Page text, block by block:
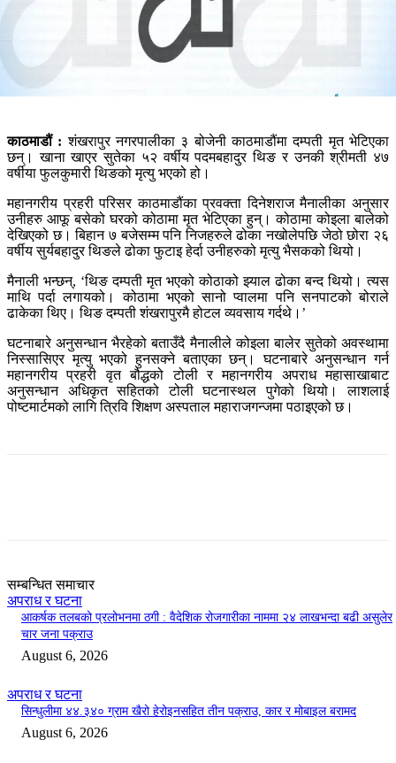
काठमाडौं :शंखरापुर नगरपालीका ३ बोजेनी काठमाडौंमा दम्पती मृत भेटिएका
छन्। खाना खाएर सुतेका ५२ वर्षीय पदमबहादुर थिङ र उनकी श्रीमती ४७
वर्षीया फुलकुमारी थिङको मृत्यु भएको हो।
महानगरीय प्रहरी परिसर काठमाडौंका प्रवक्ता दिनेशराज मैनालीका अनुसार
उनीहरु आफू बसेको घरको कोठामा मृत भेटिएका हुन्। कोठामा कोइला बालेको
देखिएको छ। बिहान ७ बजेसम्म पनि निजहरुले ढोका नखोलेपछि जेठो छोरा २६
वर्षीय सुर्यबहादुर थिङले ढोका फुटाइ हेर्दा उनीहरुको मृत्यु भैसकको थियो।
मैनाली भन्छन्, ‘थिङ दम्पती मृत भएको कोठाको झ्याल ढोका बन्द थियो। त्यस
माथि पर्दा लगायको। कोठामा भएको सानो प्वालमा पनि सनपाटको बोराले
ढाकेका थिए। थिङ दम्पती शंखरापुरमै होटल व्यवसाय गर्दथे।’
घटनाबारे अनुसन्धान भैरहेको बताउँदै मैनालीले कोइला बालेर सुतेको अवस्थामा
निस्सासिएर मृत्यु भएको हुनसक्ने बताएका छन्। घटनाबारे अनुसन्धान गर्न
महानगरीय प्रहरी वृत बौद्धको टोली र महानगरीय अपराध महासाखाबाट
अनुसन्धान अधिकृत सहितको टोली घटनास्थल पुगेको थियो। लाशलाई
पोष्टमार्टमको लागि त्रिवि शिक्षण अस्पताल महाराजगन्जमा पठाइएको छ।
सम्बन्धित समाचार
अपराध र घटना
आकर्षक तलबको प्रलोभनमा ठगी : वैदेशिक रोजगारीका नाममा २४ लाखभन्दा बढी असुलेर
चार जना पक्राउ
August 6, 2026
अपराध र घटना
सिन्धुलीमा ४४.३४० ग्राम खैरो हेरोइनसहित तीन पक्राउ, कार र मोबाइल बरामद
August 6, 2026